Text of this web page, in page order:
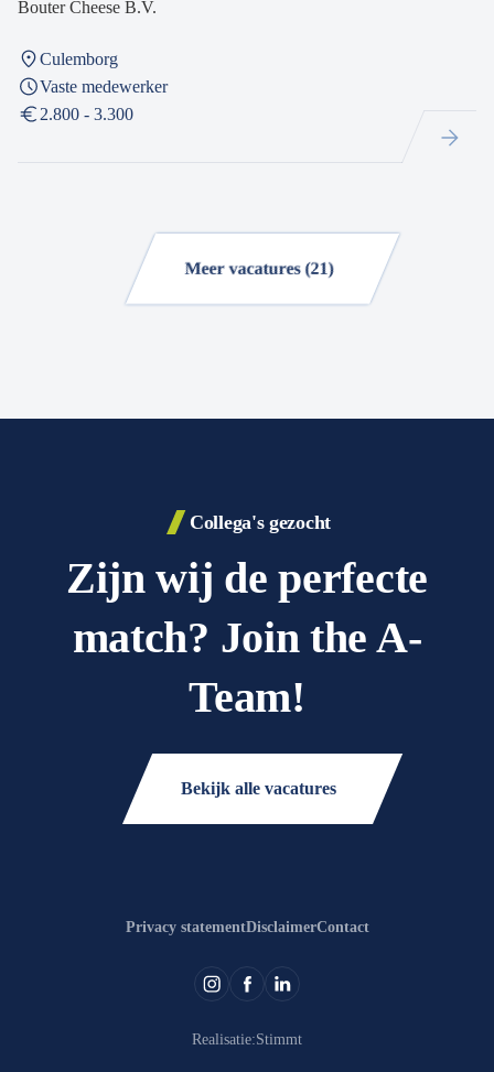
Bouter Cheese B.V.
Culemborg
Vaste medewerker
2.800 - 3.300
Meer vacatures (21)
Collega's gezocht
Zijn wij de perfecte
match? Join the A-
Team!
Bekijk alle vacatures
Privacy statementDisclaimerContact
Realisatie:Stimmt